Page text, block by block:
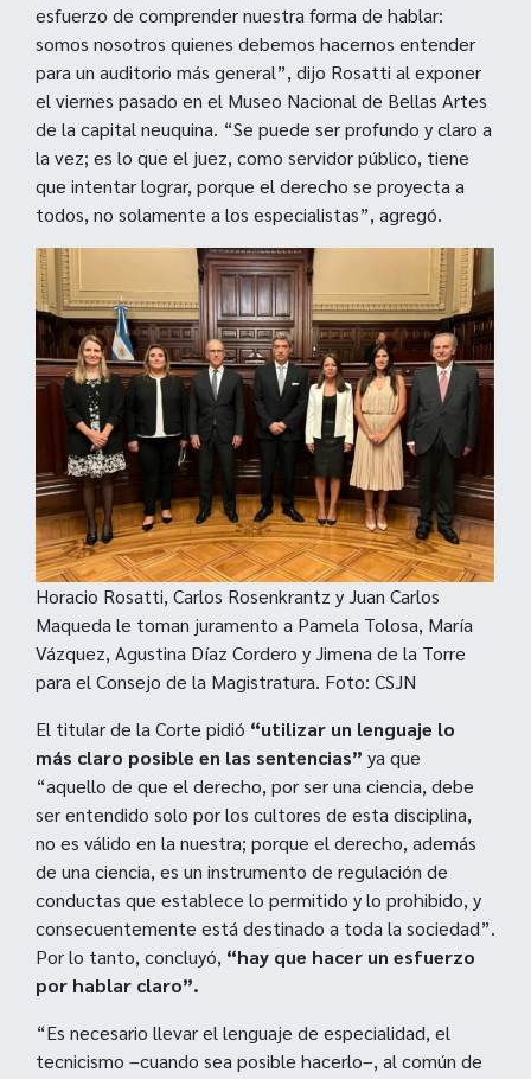
esfuerzo de comprender nuestra forma de hablar:
somos nosotros quienes debemos hacernos entender
para un auditorio más general”, dijo Rosatti al exponer
el viernes pasado en el Museo Nacional de Bellas Artes
de la capital neuquina. “Se puede ser profundo y claro a
la vez; es lo que el juez, como servidor público, tiene
que intentar lograr, porque el derecho se proyecta a
todos, no solamente a los especialistas”, agregó.
Horacio Rosatti, Carlos Rosenkrantz y Juan Carlos
Maqueda le toman juramento a Pamela Tolosa, María
Vázquez, Agustina Díaz Cordero y Jimena de la Torre
para el Consejo de la Magistratura. Foto: CSJN
El titular de la Corte pidió “utilizar un lenguaje lo
más claro posible en las sentencias” ya que
“aquello de que el derecho, por ser una ciencia, debe
ser entendido solo por los cultores de esta disciplina,
no es válido en la nuestra; porque el derecho, además
de una ciencia, es un instrumento de regulación de
conductas que establece lo permitido y lo prohibido, y
consecuentemente está destinado a toda la sociedad”.
Por lo tanto, concluyó, “hay que hacer un esfuerzo
por hablar claro”.
“Es necesario llevar el lenguaje de especialidad, el
tecnicismo –cuando sea posible hacerlo–, al común de